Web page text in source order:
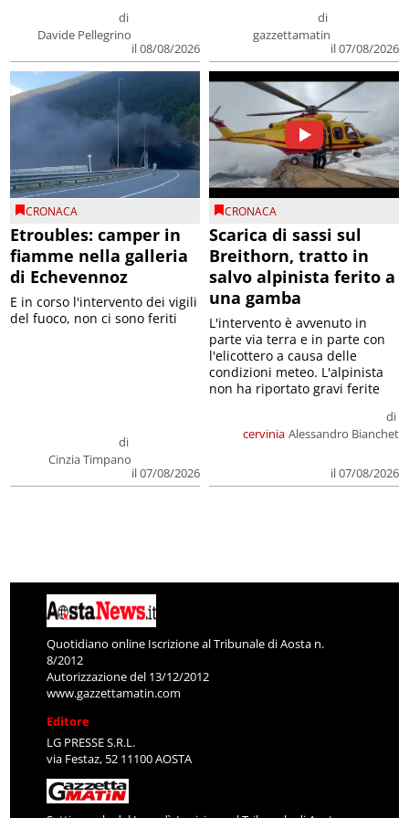
di
Davide Pellegrino
il 08/08/2026
di
gazzettamatin
il 07/08/2026
CRONACA
Etroubles: camper in
fiamme nella galleria
di Echevennoz
di
Cinzia Timpano
il 07/08/2026
E in corso l'intervento dei vigili
del fuoco, non ci sono feriti
CRONACA
Scarica di sassi sul
Breithorn, tratto in
salvo alpinista ferito a
una gamba
cervinia
di
Alessandro Bianchet
il 07/08/2026
L'intervento è avvenuto in
parte via terra e in parte con
l'elicottero a causa delle
condizioni meteo. L'alpinista
non ha riportato gravi ferite
Quotidiano online Iscrizione al Tribunale di Aosta n.
8/2012
Autorizzazione del 13/12/2012
www.gazzettamatin.com
Editore
LG PRESSE S.R.L.
via Festaz, 52 11100 AOSTA